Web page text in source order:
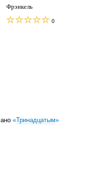
Фрэнкель
0
«Тринадцатым»